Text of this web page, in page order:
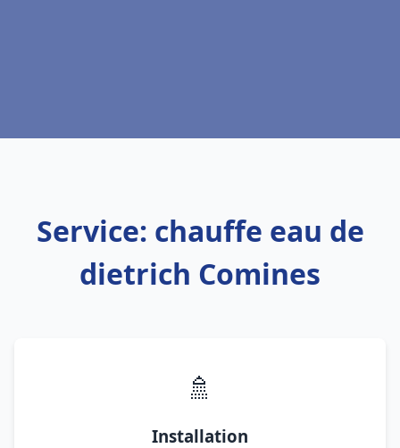
Service: chauffe eau de
dietrich Comines
🚿
Installation